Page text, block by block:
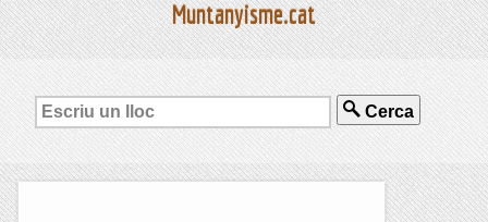
Muntanyisme.cat
Cerca